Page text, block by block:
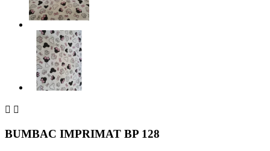
 
BUMBAC IMPRIMAT BP 128